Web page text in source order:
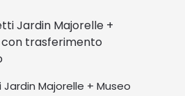
Majorelle + Museo